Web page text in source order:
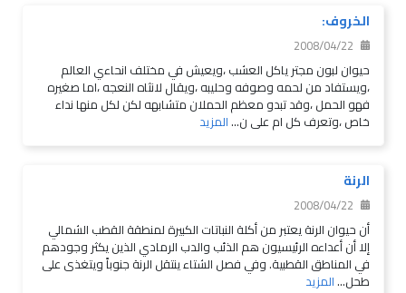
الخروف:
2008/04/22
حيوان لبون مجتر ياكل العشب ،ويعيش في مختلف انحاءي العالم
،ويستفاد من لحمه وصوفه وحليبه ،ويقال لانثاه النعجه ،اما صغيره
فهو الحمل ،وقد تبدو معظم الحملان متشابهه لكن لكل منها نداء
خاص ،وتعرف كل ام على ن...المزيد
الرنة
2008/04/22
أن حيوان الرنة يعتبر من أكلة النباتات الكبيرة لمنطقة القطب الشمالي
إلا أن أعداءه الرئيسيون هم الذئب والدب الرمادي الذين يكثر وجودهم
في المناطق القطبية. وفي فصل الشتاء ينتقل الرنة جنوباً ويتغذى على
طحل...المزيد